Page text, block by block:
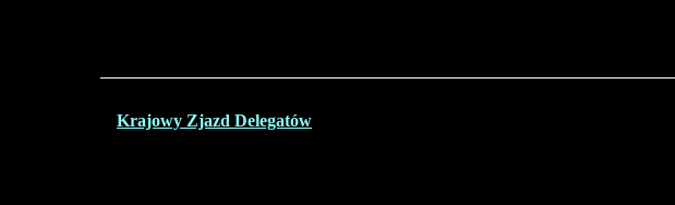
Krajowy Zjazd Delegatów